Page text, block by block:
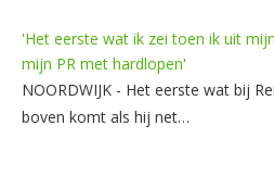
'Het eerste wat ik zei toen ik uit
mijn PR met hardlopen'
NOORDWIJK - Het eerste wat bij
boven komt als hij net…